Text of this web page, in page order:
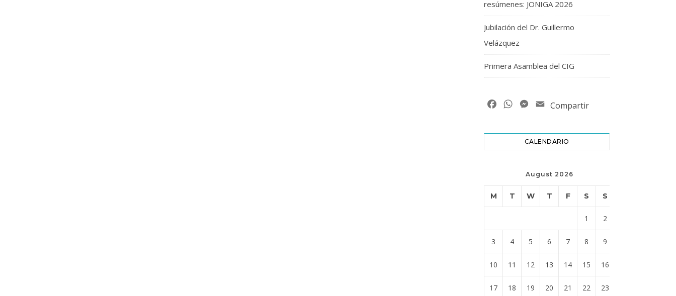
resúmenes: JONIGA 2026
Jubilación del Dr. Guillermo
Velázquez
Primera Asamblea del CIG
FacebookWhatsAppMessenger
Email
Compartir
CALENDARIO
August 2026
M T W T F S S
1 2
3 4 5 6 7 8 9
10 11 12 13 14 15 16
17 18 19 20 21 22 23